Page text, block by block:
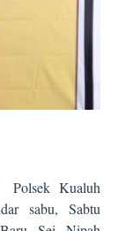
Polsek Kualuh
sabu, Sabtu